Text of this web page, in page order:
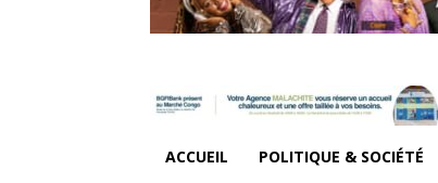
ACCUEIL POLITIQUE & SOCIÉTÉ